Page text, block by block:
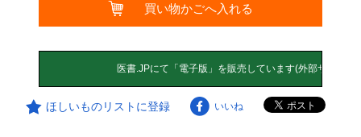
買い物かごへ入れる
ほしいものリストに登録 いいね